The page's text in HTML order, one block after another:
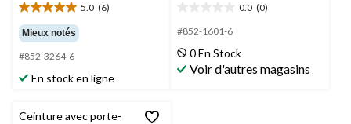
5.0 (6)
5.0
étoile(s)
sur
5.
6
Mieux notés
#852-3264-6
En stock en ligne
0.0 (0)
étoile(s)
5.
#852-1601-6
0 En Stock
Voir d'autres magasins
Ceinture avec porte-